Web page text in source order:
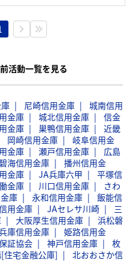
活動一覧を見る
尼崎信用金庫
城南信用
金庫 城北信用金庫
信金
金庫 巣鴨信用金庫
近畿
岡崎信用金庫
岐阜信用金
金庫 瀬戸信用金庫
広島
海信用金庫
播州信用金
金庫 JA兵庫六甲
平塚信
金庫 川口信用金庫
さわ
庫 永和信用金庫
飯能信
用金庫 JAセレサ川崎
三
大阪厚生信用金庫
浜松磐
庫信用金庫
姫路信用金
証協会 神戸信用金庫
枚
住宅金融公庫]
北おおさか信